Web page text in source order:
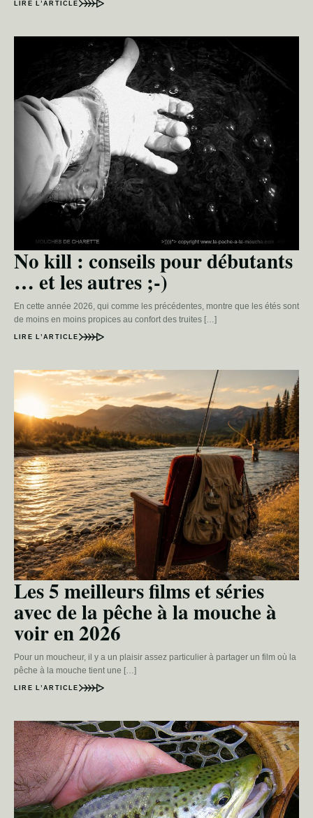
LIRE L’ARTICLE
No kill : conseils pour débutants
… et les autres ;-)
En cette année 2026, qui comme les précédentes, montre que les étés sont
de moins en moins propices au confort des truites […]
LIRE L’ARTICLE
Les 5 meilleurs films et séries
avec de la pêche à la mouche à
voir en 2026
Pour un moucheur, il y a un plaisir assez particulier à partager un film où la
pêche à la mouche tient une […]
LIRE L’ARTICLE